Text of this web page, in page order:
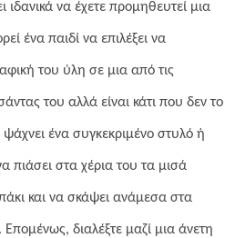
να έχετε προμηθευτεί μια
ένα παιδί να επιλέξει να
του ύλη σε μια από τις
του αλλά είναι κάτι που δεν το
ένα συγκεκριμένο στυλό ή
πιάσει στα χέρια του τα μισά
και να σκάψει ανάμεσα στα
διαλέξτε μαζί μια άνετη